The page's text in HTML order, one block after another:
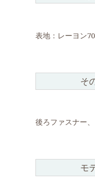
表地：レーヨン
そ
後ろファスナー
モ